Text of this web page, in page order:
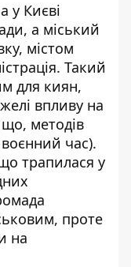
у Києві
а міський
містом
Такий
для киян,
впливу на
що, методів
час).
трапилася у
проте
на